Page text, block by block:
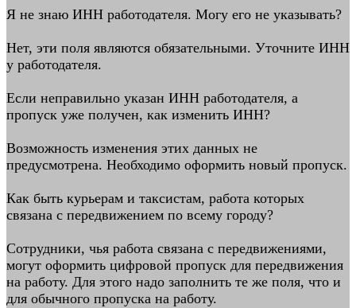
Я не знаю ИНН работодателя. Могу его не указывать?
Нет, эти поля являются обязательными. Уточните ИНН
у работодателя.
Если неправильно указан ИНН работодателя, а
пропуск уже получен, как изменить ИНН?
Возможность изменения этих данных не
предусмотрена. Необходимо оформить новый пропуск.
Как быть курьерам и таксистам, работа которых
связана с передвижением по всему городу?
Сотрудники, чья работа связана с передвижениями,
могут оформить цифровой пропуск для передвижения
на работу. Для этого надо заполнить те же поля, что и
для обычного пропуска на работу.